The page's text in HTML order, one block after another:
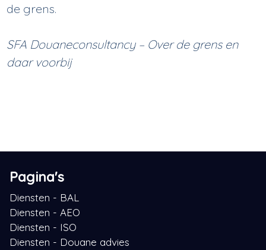
de grens.
SFA Douaneconsultancy – Over de grens en
daar voorbij
Pagina's
Diensten - BAL
Diensten - AEO
Diensten - ISO
Diensten - Douane advies